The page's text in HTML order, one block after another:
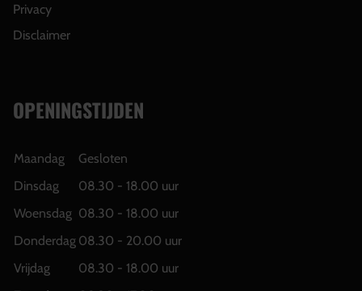
Privacy
Disclaimer
OPENINGSTIJDEN
Maandag
Gesloten
Dinsdag
08.30 - 18.00 uur
Woensdag 08.30 - 18.00 uur
Donderdag 08.30 - 20.00 uur
Vrijdag
08.30 - 18.00 uur